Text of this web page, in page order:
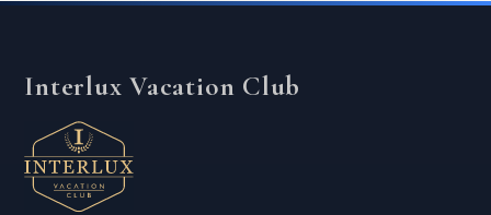
Interlux Vacation Club